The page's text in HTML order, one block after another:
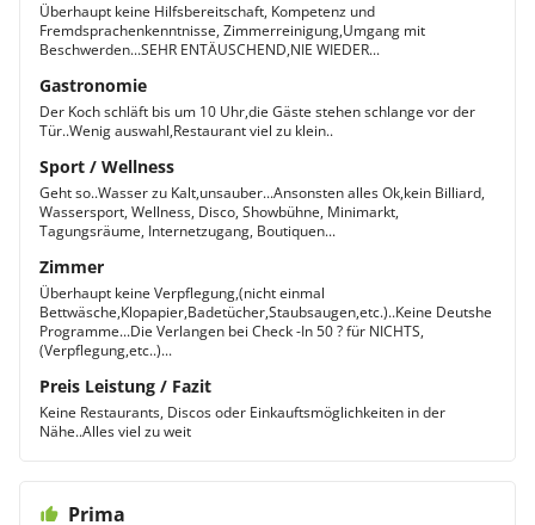
Überhaupt keine Hilfsbereitschaft, Kompetenz und
Fremdsprachenkenntnisse, Zimmerreinigung,Umgang mit
Beschwerden...SEHR ENTÄUSCHEND,NIE WIEDER...
Gastronomie
Der Koch schläft bis um 10 Uhr,die Gäste stehen schlange vor der
Tür..Wenig auswahl,Restaurant viel zu klein..
Sport / Wellness
Geht so..Wasser zu Kalt,unsauber...Ansonsten alles Ok,kein Billiard,
Wassersport, Wellness, Disco, Showbühne, Minimarkt,
Tagungsräume, Internetzugang, Boutiquen...
Zimmer
Überhaupt keine Verpflegung,(nicht einmal
Bettwäsche,Klopapier,Badetücher,Staubsaugen,etc.)..Keine Deutshe
Programme...Die Verlangen bei Check -In 50 ? für NICHTS,
(Verpflegung,etc..)...
Preis Leistung / Fazit
Keine Restaurants, Discos oder Einkauftsmöglichkeiten in der
Nähe..Alles viel zu weit
Prima